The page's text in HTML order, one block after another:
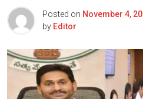
Posted on November 4,
by Editor